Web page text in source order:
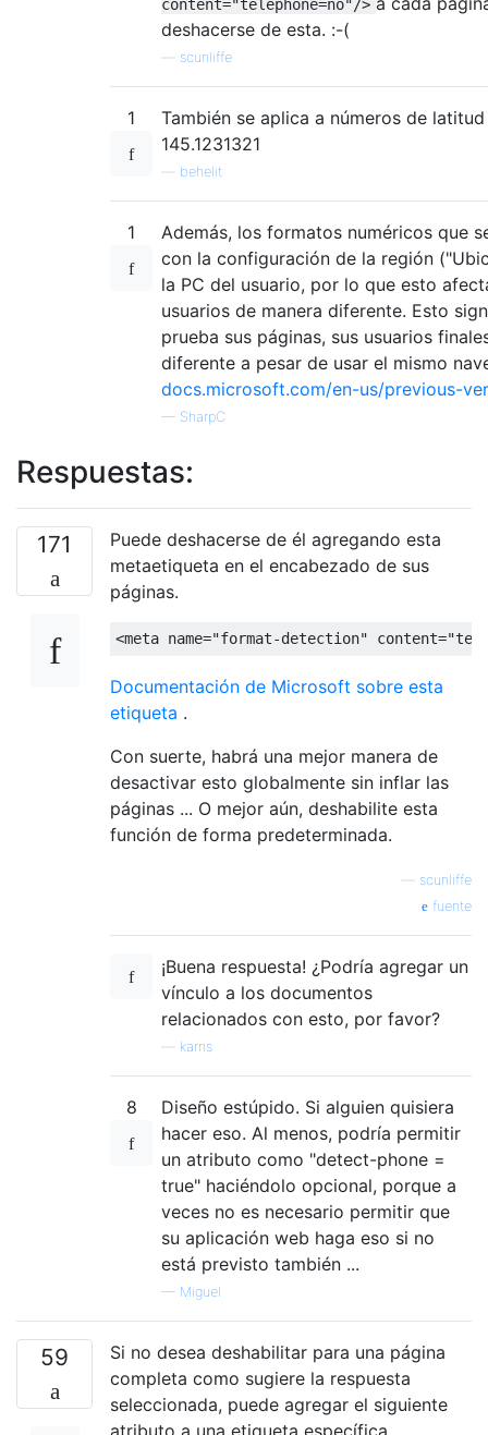
content="telephone=no"/>
deshacerse de esta. :-(
scunliffe
1
También se aplica a números de
145.1231321
behelit
1
Además, los formatos numéricos que
con la configuración de la región
la PC del usuario, por lo que esto
usuarios de manera diferente. Esto
prueba sus páginas, sus usuarios
diferente a pesar de usar el mismo
docs.microsoft.com/en-us/previous-
— SharpC
Respuestas:
171
Puede deshacerse de él agregando esta
metaetiqueta en el encabezado de sus
páginas.
<meta name="format-detection" content=
Documentación de Microsoft sobre esta
etiqueta .
Con suerte, habrá una mejor manera de
desactivar esto globalmente sin inflar las
páginas ... O mejor aún, deshabilite esta
función de forma predeterminada.
scunliffe
fuente
¡Buena respuesta! ¿Podría agregar un
vínculo a los documentos
relacionados con esto, por favor?
karns
8
Diseño estúpido. Si alguien quisiera
hacer eso. Al menos, podría permitir
un atributo como "detect-phone =
true" haciéndolo opcional, porque a
veces no es necesario permitir que
su aplicación web haga eso si no
está previsto también ...
— Miguel
59
Si no desea deshabilitar para una página
completa como sugiere la respuesta
seleccionada, puede agregar el siguiente
atributo a una etiqueta específica